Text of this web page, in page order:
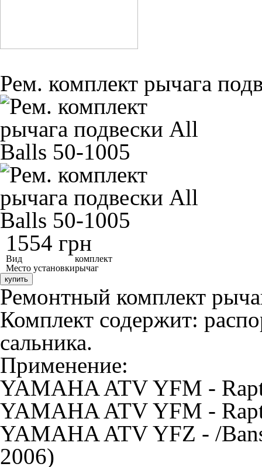
Рем. комплект рычага
1554 грн
Вид
комплект
Место установкирычаг
купить
Ремонтный комплект
Комплект содержит:
сальника.
Применение:
YAMAHA ATV YFM -
YAMAHA ATV YFM -
YAMAHA ATV YFZ - /
2006)